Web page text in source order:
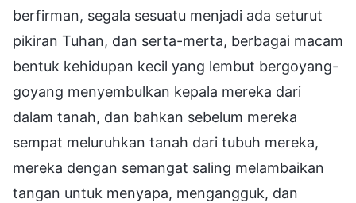
berfirman, segala sesuatu menjadi ada seturut
pikiran Tuhan, dan serta-merta, berbagai macam
bentuk kehidupan kecil yang lembut bergoyang-
goyang menyembulkan kepala mereka dari
dalam tanah, dan bahkan sebelum mereka
sempat meluruhkan tanah dari tubuh mereka,
mereka dengan semangat saling melambaikan
tangan untuk menyapa, mengangguk, dan